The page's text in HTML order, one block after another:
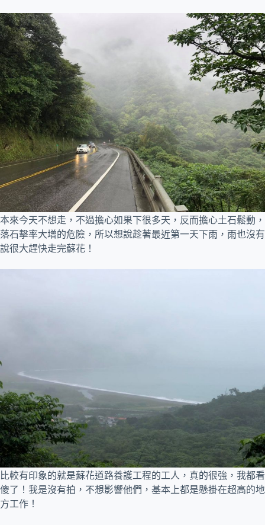
本來今天不想走，不過擔心如果下很多天，反而擔心土石鬆動，
落石擊率大增的危險，所以想說趁著最近第一天下雨，雨也沒有
說很大趕快走完蘇花！
比較有印象的就是蘇花道路養護工程的工人，真的很強，我都看
傻了！我是沒有拍，不想影響他們，基本上都是懸掛在超高的地
方工作！